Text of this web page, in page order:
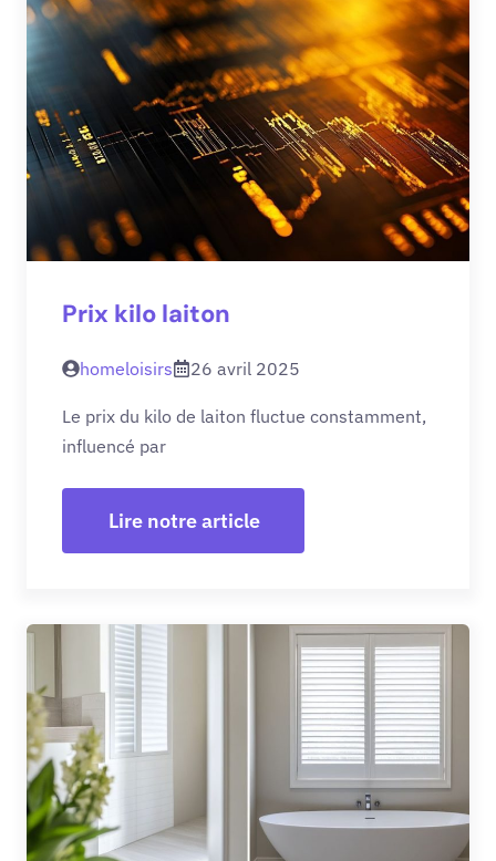
Prix kilo laiton
homeloisirs 26 avril 2025
Le prix du kilo de laiton fluctue constamment,
influencé par
Lire notre article